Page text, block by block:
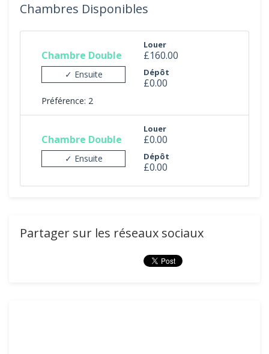
Chambres Disponibles
Chambre Double
✓ Ensuite
Louer
£160.00
Dépôt
£0.00
Préférence: 2
Chambre Double
✓ Ensuite
Louer
£0.00
Dépôt
£0.00
Partager sur les réseaux sociaux